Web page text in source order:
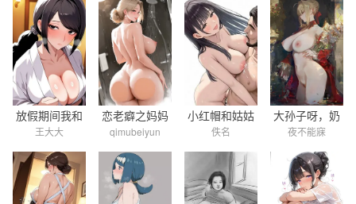
放假期间我和
外婆的快乐生
活
王大大
恋老癖之妈妈
虐恋老男人
qimubeiyun
小红帽和姑姑
和女猎人
佚名
大孙子呀，奶
奶家通网了！
你可以来奶奶
家住几天吗？
夜不能寐